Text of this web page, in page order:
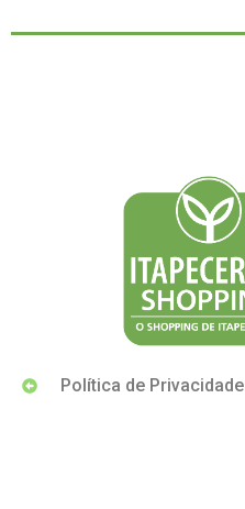
Política de Privacidade